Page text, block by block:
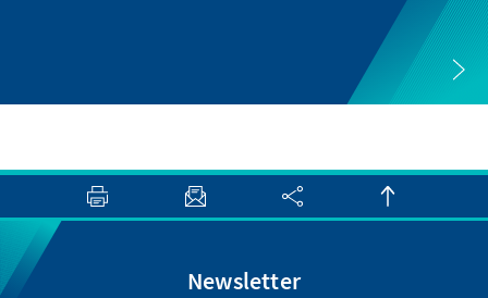
Newsletter